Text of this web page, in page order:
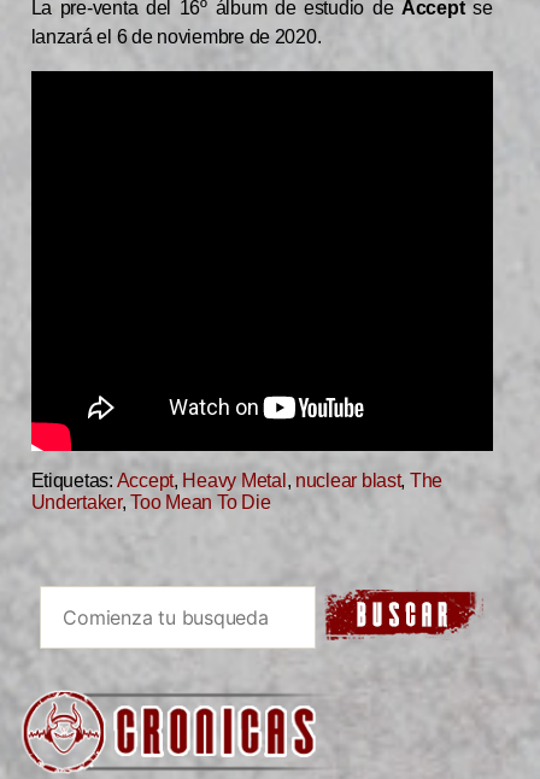
La pre-venta del 16º álbum de estudio de Acceptse
lanzará el 6 de noviembre de 2020.
Etiquetas: Accept, Heavy Metal , nuclear blast, The
Undertaker,Too Mean To Die